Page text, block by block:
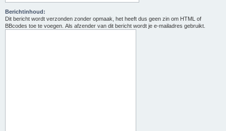
Berichtinhoud:
Dit bericht wordt verzonden zonder opmaak, het heeft dus geen zin om HTML of
BBcodes toe te voegen. Als afzender van dit bericht wordt je e-mailadres gebruikt.